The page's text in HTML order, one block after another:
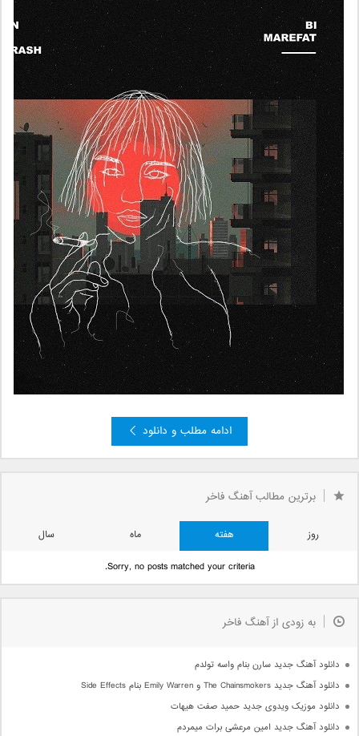
ادامه مطلب و دانلود
برترین مطالب آهنگ فاخر
روز هفته ماه
سال
Sorry, no posts matched your criteria.
به زودی از آهنگ فاخر
دانلود آهنگ جدید سارن بنام واسه تولدم
دانلود آهنگ جدید The Chainsmokers و Emily Warren بنام Side Effects
دانلود موزیک ویدوی جدید حمید صفت هیهات
دانلود آهنگ جدید امین مرعشی برات میمردم